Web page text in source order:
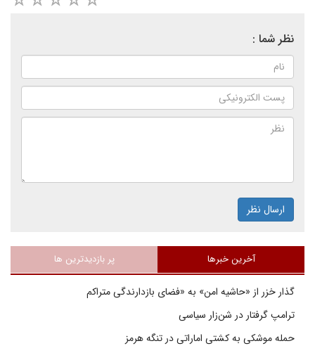
نظر شما :
ارسال نظر
آخرین خبرها پر بازدیدترین ها
گذار خزر از «حاشیه امن» به «فضای بازدارندگی متراکم
ترامپ گرفتار در شن‌زار سیاسی
حمله موشکی به کشتی اماراتی در تنگه هرمز